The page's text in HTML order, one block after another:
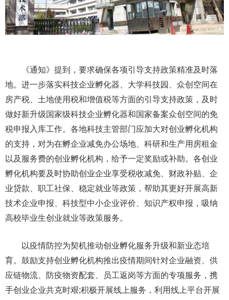
《通知》提到，要求确保各项引导支持政策精准及时落
地。进一步落实科技企业孵化器、大学科技园、众创空间在
房产税、土地使用税和增值税等方面的引导支持政策，及时
做好新升级国家级科技企业孵化器和国家备案众创空间的免
税申报入库工作。各地科技主管部门应加大对创业孵化机构
的支持，对为在孵企业减免办公场地、科研和生产用房租金
以及服务费的创业孵化机构，给予一定奖励或补助。各创业
孵化机构要及时协助创业企业享受税收减免、财政补贴、企
业贷款、职工社保、稳定就业等政策，帮助其更好开展高新
技术企业申报、科技型中小企业评价、知识产权申报，吸纳
高校毕业生创业就业等政策服务。
以疫情防控为契机推动创业孵化服务升级和新业态培
育。鼓励支持创业孵化机构推出疫情期间针对企业融资、供
应链物流、防疫物资配套、员工返岗等方面的专项服务，携
手创业企业共克时艰;积极开展线上服务，利用线上平台开展